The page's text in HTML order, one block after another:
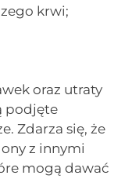
krwi;
oraz utraty
podjęte
Zdarza się, że
z innymi
mogą dawać